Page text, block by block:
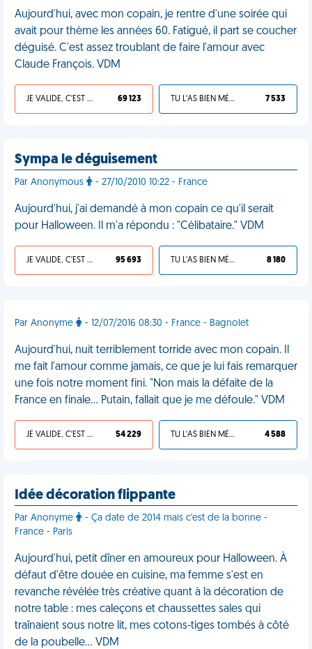
Aujourd'hui, avec mon copain, je rentre d'une soirée qui
avait pour thème les années 60. Fatigué, il part se coucher
déguisé. C'est assez troublant de faire l'amour avec
Claude François. VDM
JE VALIDE, C'EST UNE VDM 69 123 TU L'AS BIEN MÉRITÉ 7 533
Sympa le déguisement
Par Anonymous - 27/10/2010 10:22 - France
Aujourd'hui, j'ai demandé à mon copain ce qu'il serait
pour Halloween. Il m'a répondu : "Célibataire." VDM
JE VALIDE, C'EST UNE VDM 95 693 TU L'AS BIEN MÉRITÉ 8 180
Par Anonyme - 12/07/2016 08:30 - France - Bagnolet
Aujourd'hui, nuit terriblement torride avec mon copain. Il
me fait l'amour comme jamais, ce que je lui fais remarquer
une fois notre moment fini. "Non mais la défaite de la
France en finale... Putain, fallait que je me défoule." VDM
JE VALIDE, C'EST UNE VDM 54 229 TU L'AS BIEN MÉRITÉ 4 588
Idée décoration flippante
Par Anonyme
- Ça date de 2014 mais c'est de la bonne -
France - Paris
Aujourd'hui, petit dîner en amoureux pour Halloween. À
défaut d'être douée en cuisine, ma femme s'est en
revanche révélée très créative quant à la décoration de
notre table : mes caleçons et chaussettes sales qui
traînaient sous notre lit, mes cotons-tiges tombés à côté
de la poubelle… VDM